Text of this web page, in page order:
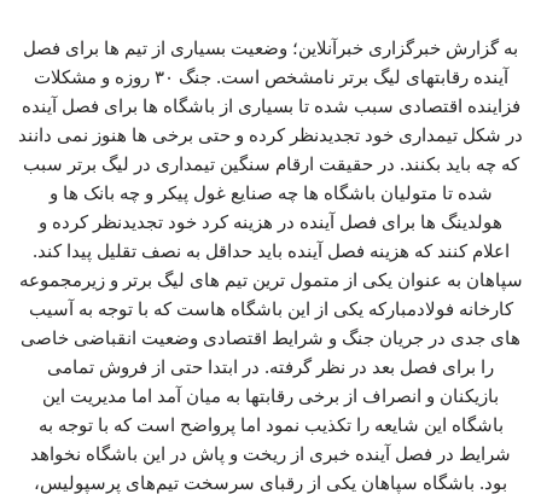
به گزارش خبرگزاری خبرآنلاین؛ وضعیت بسیاری از تیم ها برای فصل
آینده رقابتهای لیگ برتر نامشخص است. جنگ ۳۰ روزه و مشکلات
فزاینده اقتصادی سبب شده تا بسیاری از باشگاه ها برای فصل آینده
در شکل تیمداری خود تجدیدنظر کرده و حتی برخی ها هنوز نمی دانند
که چه باید بکنند. در حقیقت ارقام سنگین تیمداری در لیگ برتر سبب
شده تا متولیان باشگاه ها چه صنایع غول پیکر و چه بانک ها و
هولدینگ ها برای فصل آینده در هزینه کرد خود تجدیدنظر کرده و
اعلام کنند که هزینه فصل آینده باید حداقل به نصف تقلیل پیدا کند.
سپاهان به عنوان یکی از متمول ترین تیم های لیگ برتر و زیرمجموعه
کارخانه فولادمبارکه یکی از این باشگاه هاست که با توجه به آسیب
های جدی در جریان جنگ و شرایط اقتصادی وضعیت انقباضی خاصی
را برای فصل بعد در نظر گرفته. در ابتدا حتی از فروش تمامی
بازیکنان و انصراف از برخی رقابتها به میان آمد اما مدیریت این
باشگاه این شایعه را تکذیب نمود اما پرواضح است که با توجه به
شرایط در فصل آینده خبری از ریخت و پاش در این باشگاه نخواهد
بود. باشگاه سپاهان یکی از رقبای سرسخت تیم‌های پرسپولیس،